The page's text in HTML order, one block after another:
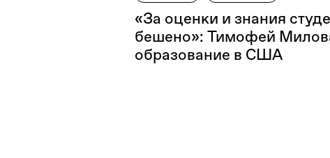
«За оценки и знания
бешено»: Тимофей
образование в США